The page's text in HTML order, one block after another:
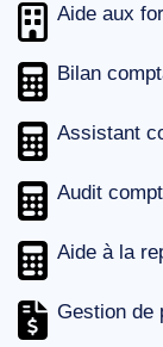
Aide aux
Bilan
Assistant
Audit
Aide à la
Gestion de